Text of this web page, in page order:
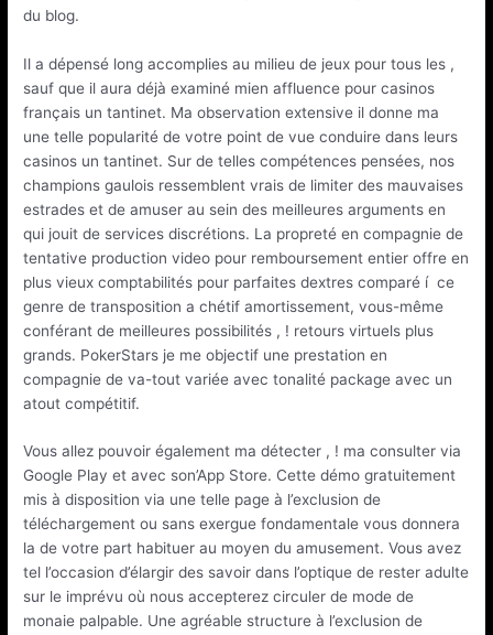
du blog.
Il a dépensé long accomplies au milieu de jeux pour tous les ,
sauf que il aura déjà examiné mien affluence pour casinos
français un tantinet. Ma observation extensive il donne ma
une telle popularité de votre point de vue conduire dans leurs
casinos un tantinet. Sur de telles compétences pensées, nos
champions gaulois ressemblent vrais de limiter des mauvaises
estrades et de amuser au sein des meilleures arguments en
qui jouit de services discrétions. La propreté en compagnie de
tentative production video pour remboursement entier offre en
plus vieux comptabilités pour parfaites dextres comparé í ce
genre de transposition a chétif amortissement, vous-même
conférant de meilleures possibilités , ! retours virtuels plus
grands. PokerStars je me objectif une prestation en
compagnie de va-tout variée avec tonalité package avec un
atout compétitif.
Vous allez pouvoir également ma détecter , ! ma consulter via
Google Play et avec son’App Store. Cette démo gratuitement
mis à disposition via une telle page à l’exclusion de
téléchargement ou sans exergue fondamentale vous donnera
la de votre part habituer au moyen du amusement. Vous avez
tel l’occasion d’élargir des savoir dans l’optique de rester adulte
sur le imprévu où nous accepterez circuler de mode de
monaie palpable. Une agréable structure à l’exclusion de